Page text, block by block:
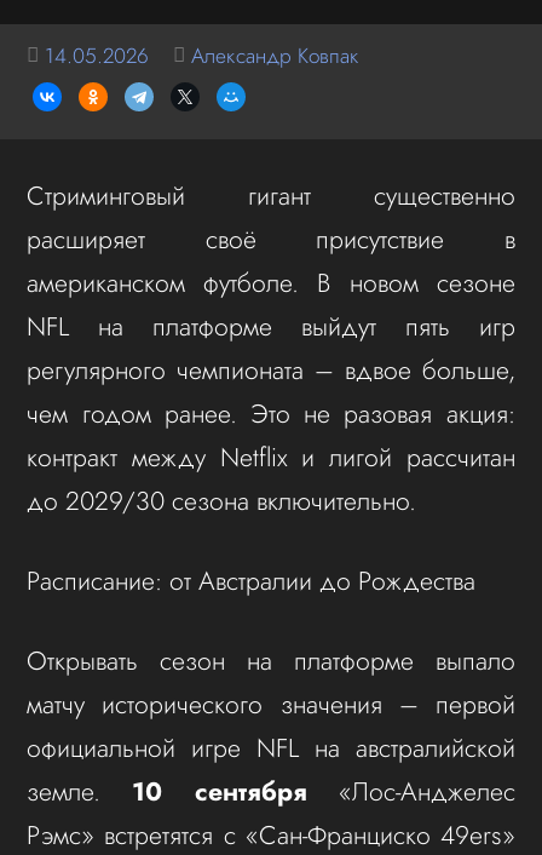
14.05.2026 Александр Ковпак
Стриминговый гигант существенно
расширяет своё присутствие в
американском футболе. В новом сезоне
NFL на платформе выйдут пять игр
регулярного чемпионата – вдвое больше,
чем годом ранее. Это не разовая акция:
контракт между Netflix и лигой рассчитан
до 2029/30 сезона включительно.
Расписание: от Австралии до Рождества
Открывать сезон на платформе выпало
матчу исторического значения – первой
официальной игре NFL на австралийской
земле. 10 сентября «Лос-Анджелес
Рэмс» встретятся с «Сан-Франциско 49ers»